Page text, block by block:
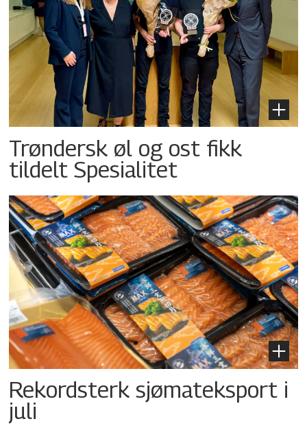
Trøndersk øl og ost fikk
tildelt Spesialitet
Rekordsterk sjømateksport i
juli